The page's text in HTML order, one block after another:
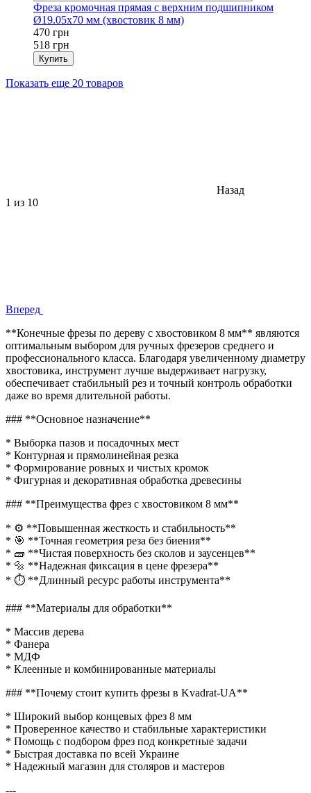
Фреза кромочная прямая с верхним подшипником
Ø19.05х70 мм (хвостовик 8 мм)
470 грн
518 грн
Купить
Показать еще 20 товаров
Назад
1 из 10
Вперед
**Конечные фрезы по дереву с хвостовиком 8 мм** являются
оптимальным выбором для ручных фрезеров среднего и
профессионального класса. Благодаря увеличенному диаметру
хвостовика, инструмент лучше выдерживает нагрузку,
обеспечивает стабильный рез и точный контроль обработки
даже во время длительной работы.
### **Основное назначение**
* Выборка пазов и посадочных мест
* Контурная и прямолинейная резка
* Формирование ровных и чистых кромок
* Фигурная и декоративная обработка древесины
### **Преимущества фрез с хвостовиком 8 мм**
* ⚙ **Повышенная жесткость и стабильность**
* 🎯 **Точная геометрия реза без биения**
* 🧱 **Чистая поверхность без сколов и заусенцев**
* 🔩 **Надежная фиксация в цене фрезера**
* ⏱ **Длинный ресурс работы инструмента**
### **Материалы для обработки**
* Массив дерева
* Фанера
* МДФ
* Клеенные и комбинированные материалы
### **Почему стоит купить фрезы в Kvadrat-UA**
* Широкий выбор концевых фрез 8 мм
* Проверенное качество и стабильные характеристики
* Помощь с подбором фрез под конкретные задачи
* Быстрая доставка по всей Украине
* Надежный магазин для столяров и мастеров
---